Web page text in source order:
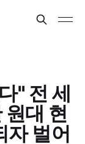
" 전 세
대 현
자 벌어